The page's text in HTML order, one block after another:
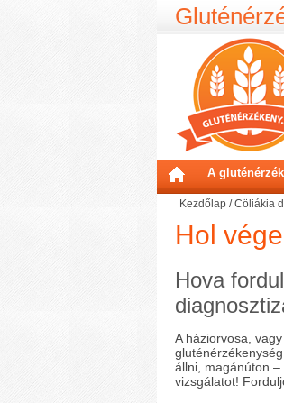
A
Kezdőlap /Cöliákia
Hol
Hova
A háziorvosa,
állni, magánúton
vizsgálatot!